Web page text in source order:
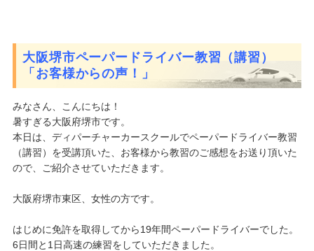
大阪堺市ペーパードライバー教習（講習）
「お客様からの声！」
みなさん、こんにちは！
暑すぎる大阪府堺市です。
本日は、ディパーチャーカースクールでペーパードライバー教習
（講習）を受講頂いた、お客様から教習のご感想をお送り頂いた
ので、ご紹介させていただきます。
大阪府堺市東区、女性の方です。
はじめに免許を取得してから19年間ペーパードライバーでした。
6日間と1日高速の練習をしていただきました。